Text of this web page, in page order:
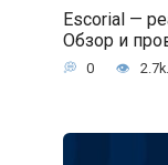
Escorial —
Обзор и
0 2.7k.